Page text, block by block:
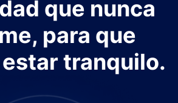
que nunca
para que
tranquilo.